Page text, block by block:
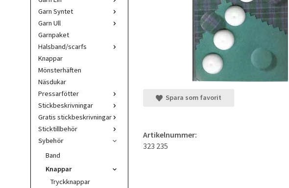
Garn Syntet
Garn Ull
Garnpaket
Halsband/scarfs
Knappar
Mönsterhäften
Näsdukar
Pressarfötter
Stickbeskrivningar
Gratis stickbeskrivningar
Sticktillbehör
Sybehör
Band
Knappar
Tryckknappar
Spara som favorit
Artikelnummer:
323 235